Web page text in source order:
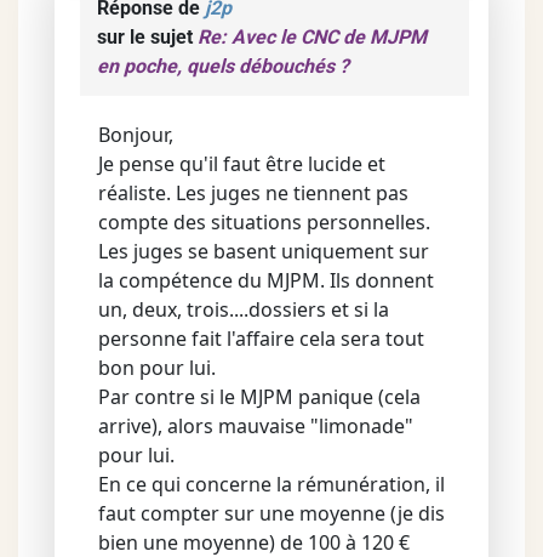
Réponse de j2p
sur le sujet Re: Avec le CNC de MJPM
en poche, quels débouchés ?
Bonjour,
Je pense qu'il faut être lucide et
réaliste. Les juges ne tiennent pas
compte des situations personnelles.
Les juges se basent uniquement sur
la compétence du MJPM. Ils donnent
un, deux, trois....dossiers et si la
personne fait l'affaire cela sera tout
bon pour lui.
Par contre si le MJPM panique (cela
arrive), alors mauvaise "limonade"
pour lui.
En ce qui concerne la rémunération, il
faut compter sur une moyenne (je dis
bien une moyenne) de 100 à 120 €